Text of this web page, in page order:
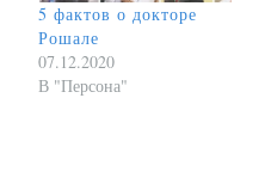
5 фактов о докторе
Рошале
07.12.2020
В "Персона"